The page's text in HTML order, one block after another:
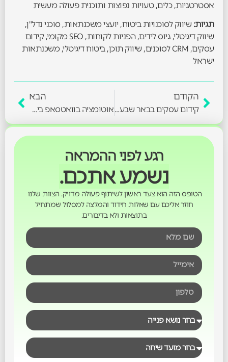
אסטרטגיות, כלים, טעויות נפוצות ותוכנית פעולה מעשית
תגיות: שיווק לסוכנויות ביטוח, יועצי משכנתאות, סוכני נדל"ן,
שיווק דיגיטלי, גיוס לידים, הפניות לקוחות, SEO מקומי, קידום
עסקים, CRM לסוכנים, שיווק תוכן, ביטוח דיגיטלי, משכנתאות
ישראל
הקודם
קידום עסקים בבאר שבע ובדרום – אזור עם הזדמנויות
הבא
אוטומציה בוואטסאפ ביזנס – לידים שמסתגרים תוך חמש דקות
רגע לפני ההמראה
נשמע אתכם.
הטופס הזה הוא צעד ראשון לשיתוף פעולה מדויק. הצוות שלנו
חוזר אליכם עם שאלות חידוד והמלצה למסלול שמתחיל
בתוצאות ולא בדיבורים.